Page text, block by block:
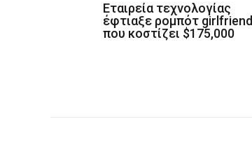
Εταιρεία τεχνολογίας
έφτιαξε ρομπότ girlfriend
που κοστίζει $175,000